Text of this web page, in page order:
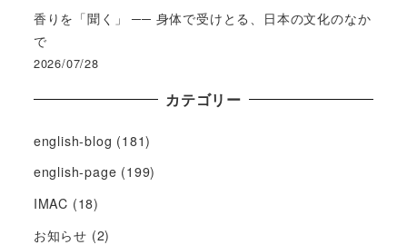
香りを「聞く」 ── 身体で受けとる、日本の文化のなか
で
2026/07/28
カテゴリー
english-blog (181)
english-page (199)
IMAC (18)
お知らせ (2)